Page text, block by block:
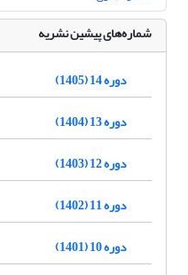
شماره‌های پیشین نشریه
دوره 14 (1405)
دوره 13 (1404)
دوره 12 (1403)
دوره 11 (1402)
دوره 10 (1401)